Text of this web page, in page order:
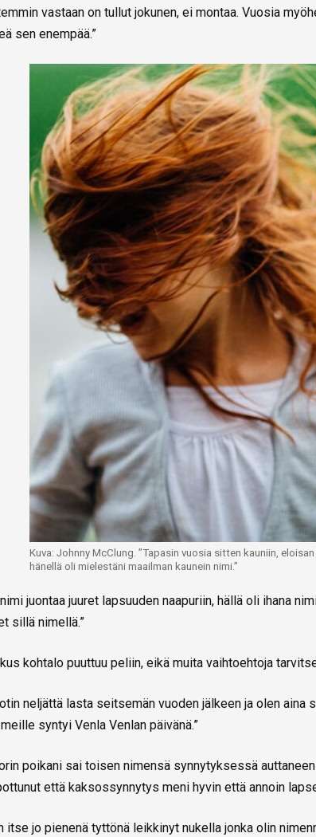
vastaan on tullut jokunen, ei montaa. Vuosia
sen enempää.”
Kuva: Johnny McClung. ”Tapasin vuosia sitten kauniin,
hänellä oli mielestäni maailman kaunein nimi.”
juontaa juuret lapsuuden naapuriin, hällä oli ihana
sillä nimellä.”
kohtalo puuttuu peliin, eikä muita vaihtoehtoja
neljättä lasta seitsemän vuoden jälkeen ja olen
syntyi Venla Venlan päivänä.”
poikani sai toisen nimensä synnytyksessä auttaneen
että kaksossynnytys meni hyvin että annoin
itse jo pienenä tyttönä leikkinyt nukella jonka olin